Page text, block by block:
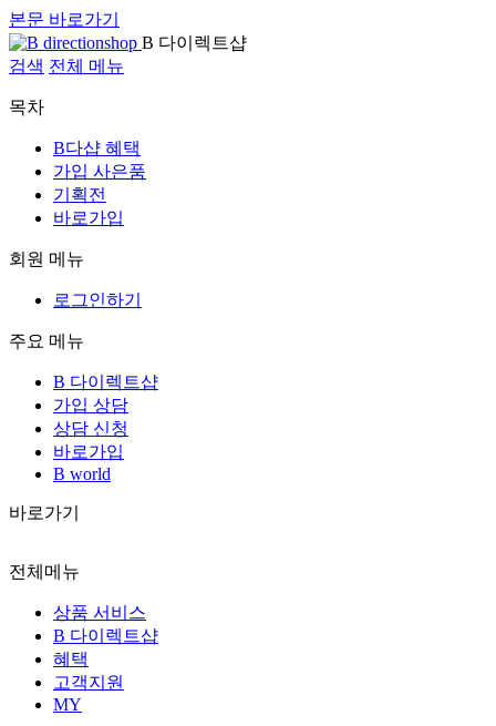
본문 바로가기
B 다이렉트샵
검색 전체 메뉴
목차
B다샵 혜택
가입 사은품
기획전
바로가입
회원 메뉴
로그인하기
주요 메뉴
B 다이렉트샵
가입 상담
상담 신청
바로가입
B world
바로가기
전체메뉴
상품 서비스
B 다이렉트샵
혜택
고객지원
MY